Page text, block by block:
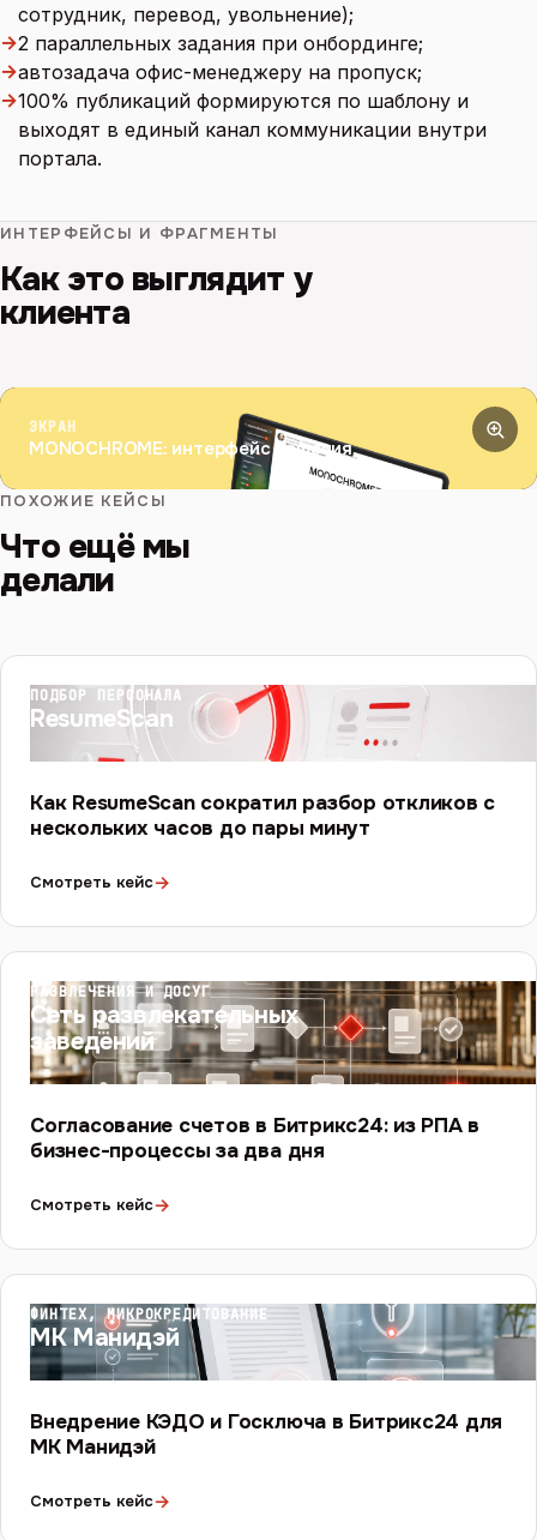
сотрудник, перевод, увольнение);
→2 параллельных задания при онбординге;
→автозадача офис-менеджеру на пропуск;
→100% публикаций формируются по шаблону и
выходят в единый канал коммуникации внутри
портала.
ИНТЕРФЕЙСЫ И ФРАГМЕНТЫ
Как это выглядит у
клиента
ЭКРАН
MONOCHROME: интерфейс решения
ПОХОЖИЕ КЕЙСЫ
Что ещё мы
делали
ПОДБОР ПЕРСОНАЛА
ResumeScan
Как ResumeScan сократил разбор откликов с
нескольких часов до пары минут
Смотреть кейс→
РАЗВЛЕЧЕНИЯ И ДОСУГ
Сеть развлекательных
заведений
Согласование счетов в Битрикс24: из РПА в
бизнес-процессы за два дня
Смотреть кейс→
ФИНТЕХ, МИКРОКРЕДИТОВАНИЕ
МК Манидэй
Внедрение КЭДО и Госключа в Битрикс24 для
МК Манидэй
Смотреть кейс→